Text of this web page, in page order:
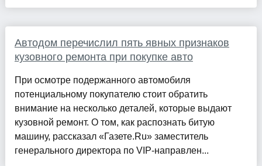
Автодом перечислил пять явных признаков
кузовного ремонта при покупке авто
При осмотре подержанного автомобиля
потенциальному покупателю стоит обратить
внимание на несколько деталей, которые выдают
кузовной ремонт. О том, как распознать битую
машину, рассказал «Газете.Ru» заместитель
генерального директора по VIP-направлен...